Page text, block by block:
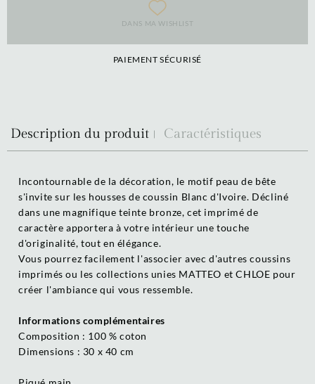
DANS MA WISHLIST
PAIEMENT SÉCURISÉ
Description du produit Caractéristiques
Incontournable de la décoration, le motif peau de bête
s'invite sur les housses de coussin Blanc d'Ivoire. Décliné
dans une magnifique teinte bronze, cet imprimé de
caractère apportera à votre intérieur une touche
d'originalité, tout en élégance.
Vous pourrez facilement l'associer avec d'autres coussins
imprimés ou les collections unies MATTEO et CHLOE pour
créer l'ambiance qui vous ressemble.
Informations complémentaires
Composition : 100 % coton
Dimensions : 30 x 40 cm